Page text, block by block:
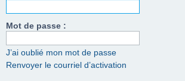
Mot de passe :
J’ai oublié mon mot de passe
Renvoyer le courriel d’activation